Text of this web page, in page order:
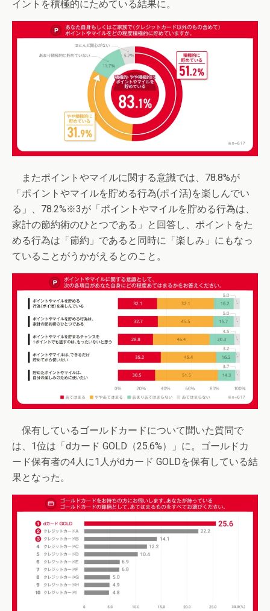
イントを積極的にためている結果に。
またポイントやマイルに関する意識では、78.8%が
「ポイントやマイルを貯める行為(ポイ活)を楽しんでい
る」、78.2%※3が「ポイントやマイルを貯める行為は、
家計の節約術のひとつである」と回答し、ポイントをた
める行為は「節約」であると同時に「楽しみ」にもなっ
ていることがうかがえるとのこと。
保有しているゴールドカードについて聞いた質問で
は、1位は「dカード GOLD（25.6%）」に。ゴールドカ
ード保有者の4人に1人がdカード GOLDを保有している結
果となった。